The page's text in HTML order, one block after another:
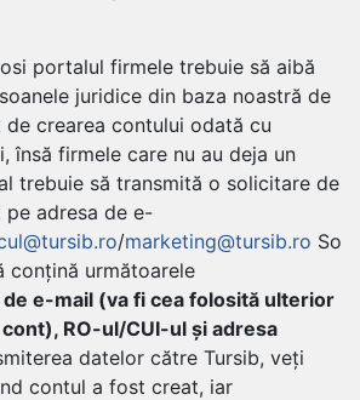
portalul firmele trebuie să aibă
juridice din baza noastră de
crearea contului odată cu
însă firmele care nu au deja un
trebuie să transmită o solicitare de
adresa de e-
/marketing@tursib.ro So
conțină următoarele
e-mail (va fi cea folosită ulterior
RO-ul/CUI-ul și adresa
datelor către Tursib, veți
contul a fost creat, iar